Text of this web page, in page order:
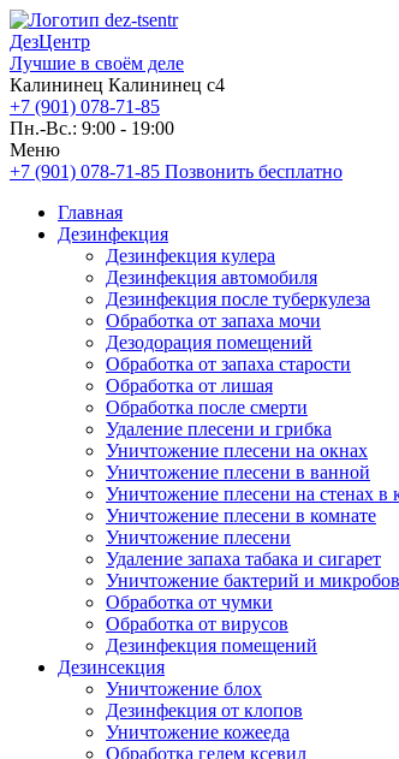
ДезЦентр
Лучшие в своём деле
Калининец Калининец с4
+7 (901) 078-71-85
Пн.-Вс.: 9:00 - 19:00
Меню
+7 (901) 078-71-85 Позвонить бесплатно
Главная
Дезинфекция
Дезинфекция кулера
Дезинфекция автомобиля
Дезинфекция после туберкулеза
Обработка от запаха мочи
Дезодорация помещений
Обработка от запаха старости
Обработка от лишая
Обработка после смерти
Удаление плесени и грибка
Уничтожение плесени на окнах
Уничтожение плесени в ванной
Уничтожение плесени на стенах в
Уничтожение плесени в комнате
Уничтожение плесени
Удаление запаха табака и сигарет
Уничтожение бактерий и микробов
Обработка от чумки
Обработка от вирусов
Дезинфекция помещений
Дезинсекция
Уничтожение блох
Дезинфекция от клопов
Уничтожение кожееда
Обработка гелем ксевил